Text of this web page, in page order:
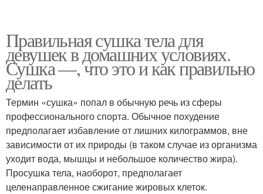
Правильная сушка тела для
девушек в домашних условиях.
Сушка —, что это и как правильно
делать
Термин «сушка» попал в обычную речь из сферы
профессионального спорта. Обычное похудение
предполагает избавление от лишних килограммов, вне
зависимости от их природы (в таком случае из организма
уходит вода, мышцы и небольшое количество жира).
Просушка тела, наоборот, предполагает
целенаправленное сжигание жировых клеток.